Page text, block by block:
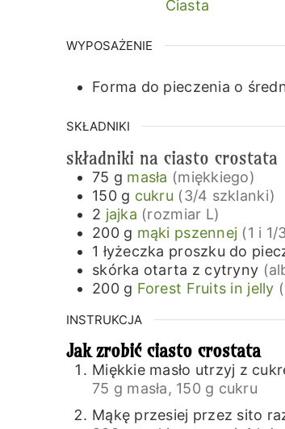
Ciasta
WYPOSAŻENIE
Forma do pieczenia o
SKŁADNIKI
składniki na ciasto crostata
75 g masła (miękkiego)
150 g cukru (3/4 szklanki)
2 jajka (rozmiar L)
200 g mąki pszennej (1 i 1/
1 łyżeczka proszku do
skórka otarta z cytryny
200 g Forest Fruits in jelly
INSTRUKCJA
Jak zrobić ciasto crostata
Miękkie masło utrzyj z
75 g masła, 150 g cukru
Mąkę przesiej przez sito